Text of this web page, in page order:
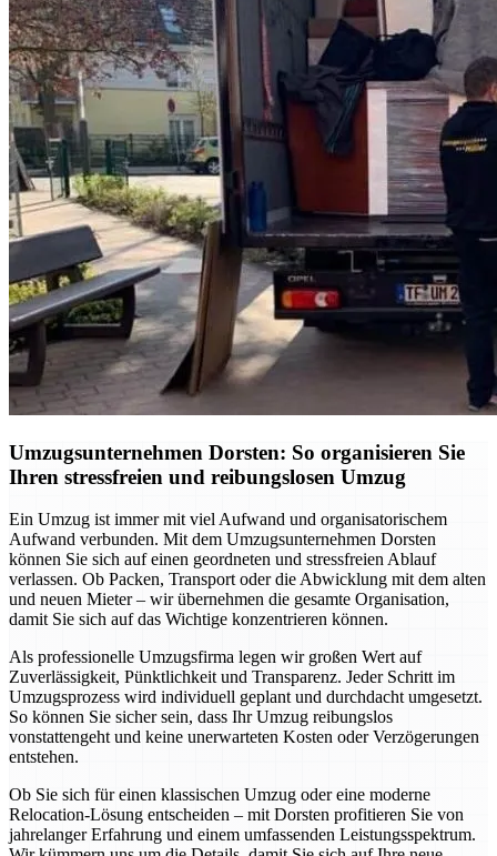
Umzugsunternehmen Dorsten: So organisieren Sie
Ihren stressfreien und reibungslosen Umzug
Ein Umzug ist immer mit viel Aufwand und organisatorischem
Aufwand verbunden. Mit dem Umzugsunternehmen Dorsten
können Sie sich auf einen geordneten und stressfreien Ablauf
verlassen. Ob Packen, Transport oder die Abwicklung mit dem alten
und neuen Mieter – wir übernehmen die gesamte Organisation,
damit Sie sich auf das Wichtige konzentrieren können.
Als professionelle Umzugsfirma legen wir großen Wert auf
Zuverlässigkeit, Pünktlichkeit und Transparenz. Jeder Schritt im
Umzugsprozess wird individuell geplant und durchdacht umgesetzt.
So können Sie sicher sein, dass Ihr Umzug reibungslos
vonstattengeht und keine unerwarteten Kosten oder Verzögerungen
entstehen.
Ob Sie sich für einen klassischen Umzug oder eine moderne
Relocation-Lösung entscheiden – mit Dorsten profitieren Sie von
jahrelanger Erfahrung und einem umfassenden Leistungsspektrum.